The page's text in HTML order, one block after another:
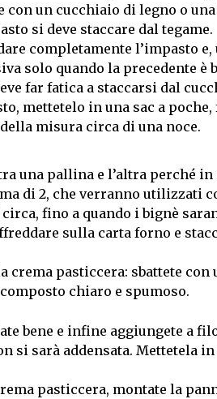
con un cucchiaio di legno o
si deve staccare dal tegame.
completamente l’impasto
solo quando la precedente
far fatica a staccarsi dal
mettetelo in una sac a
misura circa di una noce.
una pallina e l’altra perché
di 2, che verranno utilizzati
fino a quando i bignè
sulla carta forno e
crema pasticcera: sbattete
chiaro e spumoso.
bene e infine aggiungete a
si sarà addensata. Mettetela
pasticcera, montate la